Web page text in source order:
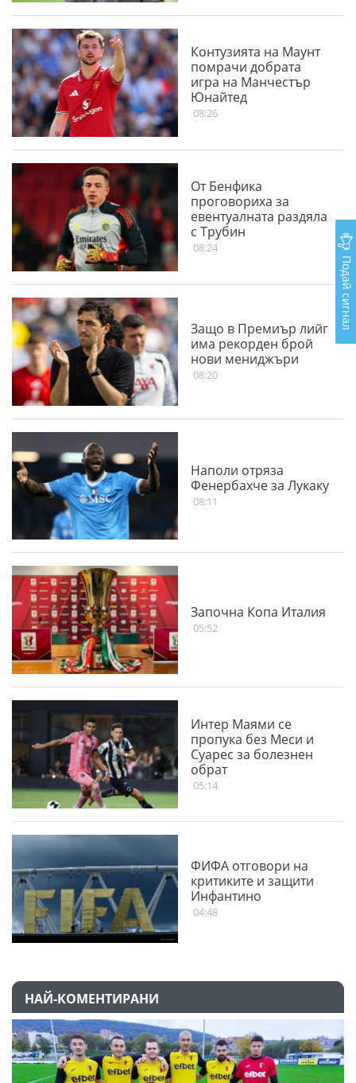
Контузията на Маунт
помрачи добрата
игра на Манчестър
Юнайтед
08:26
От Бенфика
проговориха за
евентуалната раздяла
с Трубин
08:24
Защо в Премиър лийг
има рекорден брой
нови мениджъри
08:20
Наполи отряза
Фенербахче за Лукаку
08:11
Започна Копа Италия
05:52
Интер Маями се
пропука без Меси и
Суарес за болезнен
обрат
05:14
ФИФА отговори на
критиките и защити
Инфантино
04:48
НАЙ-КОМЕНТИРАНИ
Подай сигнал